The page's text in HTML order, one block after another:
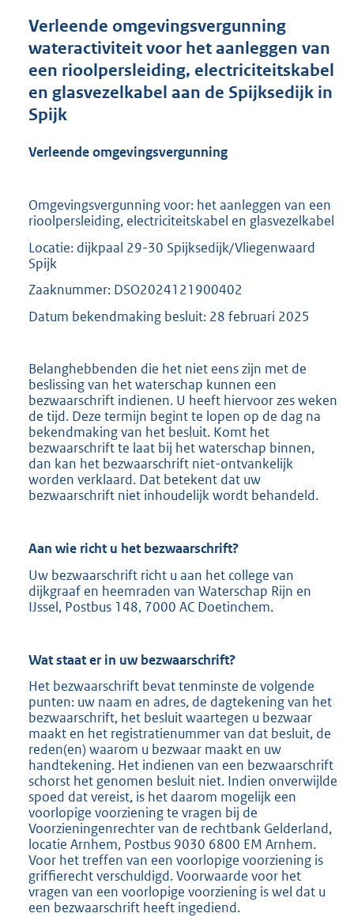
r
o
t
t
1
b
Verleende omgevingsvergunning
wateractiviteit voor het aanleggen van
een rioolpersleiding, electriciteitskabel
en glasvezelkabel aan de Spijksedijk in
Spijk
Verleende omgevingsvergunning
Omgevingsvergunning voor: het aanleggen van een
rioolpersleiding, electriciteitskabel en glasvezelkabel
Locatie: dijkpaal 29-30 Spijksedijk/Vliegenwaard
Spijk
Zaaknummer: DSO2024121900402
Datum bekendmaking besluit: 28 februari 2025
Belanghebbenden die het niet eens zijn met de
beslissing van het waterschap kunnen een
bezwaarschrift indienen. U heeft hiervoor zes weken
de tijd. Deze termijn begint te lopen op de dag na
bekendmaking van het besluit. Komt het
bezwaarschrift te laat bij het waterschap binnen,
dan kan het bezwaarschrift niet-ontvankelijk
worden verklaard. Dat betekent dat uw
bezwaarschrift niet inhoudelijk wordt behandeld.
Aan wie richt u het bezwaarschrift?
Uw bezwaarschrift richt u aan het college van
dijkgraaf en heemraden van Waterschap Rijn en
IJssel, Postbus 148, 7000 AC Doetinchem.
Wat staat er in uw bezwaarschrift?
Het bezwaarschrift bevat tenminste de volgende
punten: uw naam en adres, de dagtekening van het
bezwaarschrift, het besluit waartegen u bezwaar
maakt en het registratienummer van dat besluit, de
reden(en) waarom u bezwaar maakt en uw
handtekening. Het indienen van een bezwaarschrift
schorst het genomen besluit niet. Indien onverwijlde
spoed dat vereist, is het daarom mogelijk een
voorlopige voorziening te vragen bij de
Voorzieningenrechter van de rechtbank Gelderland,
locatie Arnhem, Postbus 9030 6800 EM Arnhem.
Voor het treffen van een voorlopige voorziening is
griffierecht verschuldigd. Voorwaarde voor het
vragen van een voorlopige voorziening is wel dat u
een bezwaarschrift heeft ingediend.